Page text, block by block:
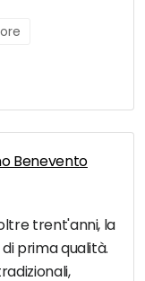
Benevento
trent'anni, la
prima qualità.